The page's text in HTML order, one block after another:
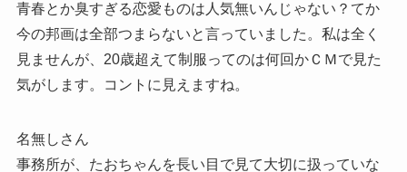
青春とか臭すぎる恋愛ものは人気無いんじゃない？てか
今の邦画は全部つまらないと言っていました。私は全く
見ませんが、20歳超えて制服ってのは何回かＣＭで見た
気がします。コントに見えますね。
名無しさん
事務所が、たおちゃんを長い目で見て大切に扱っていな